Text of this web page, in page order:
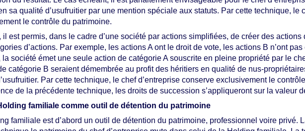
sa qualité d’usufruitier par une mention spéciale aux statuts. Par cette technique, le
le contrôle du patrimoine.
il est permis, dans le cadre d’une société par actions simplifiées, de créer des
d’actions. Par exemple, les actions A ont le droit de vote, les actions B n’ont
la société émet une seule action de catégorie A souscrite en pleine propriété par le
catégorie B seraient démembrée au profit des héritiers en qualité de nus-
Par cette technique, le chef d’entreprise conserve exclusivement le
de la précédente technique, les droits de succession s’appliqueront sur la valeur
familiale comme outil de détention du patrimoine
familiale est d’abord un outil de détention du patrimoine, professionnel voire privé.